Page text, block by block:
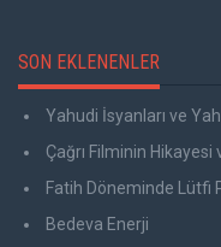
SON EKLENENLER
Yahudi İsyanları ve
Çağrı Filminin
Fatih Döneminde Lütfi
Bedeva Enerji